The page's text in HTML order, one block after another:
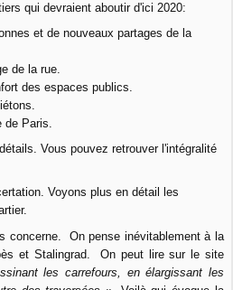
qui devraient aboutir d'ici 2020:
et de nouveaux partages de la
de la rue.
des espaces publics.
de Paris.
Vous pouvez retrouver l'intégralité
Voyons plus en détail les
concerne. On pense inévitablement à la
et Stalingrad. On peut lire sur le site
les carrefours, en élargissant les